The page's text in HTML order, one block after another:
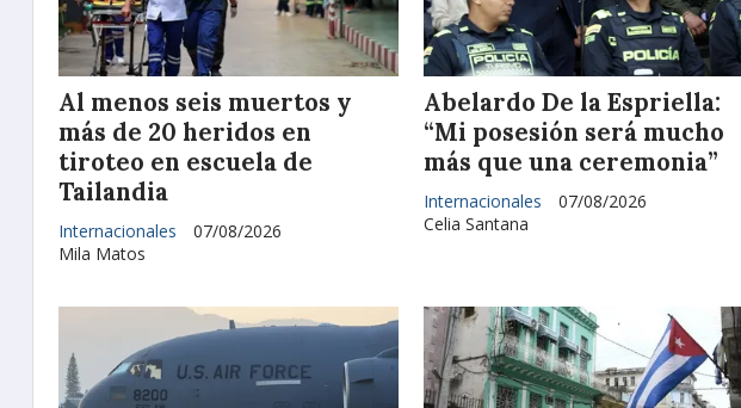
Al menos seis muertos y
más de 20 heridos en
tiroteo en escuela de
Tailandia
Mila Matos
Internacionales 07/08/2026
Abelardo De la Espriella:
“Mi posesión será mucho
más que una ceremonia”
Celia Santana
Internacionales 07/08/2026